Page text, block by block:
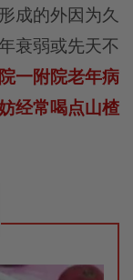
成的外因为久
衰弱或先天不
一附院老年病
经常喝点山楂